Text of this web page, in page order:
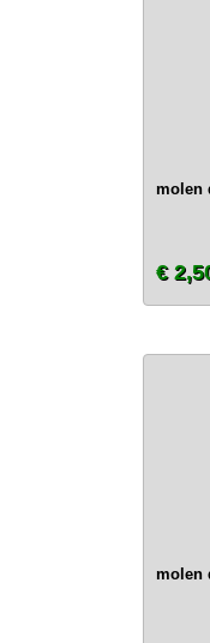
molen
€
molen